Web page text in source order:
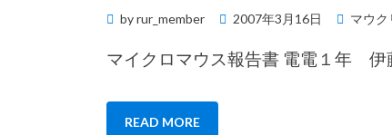
byrur_member
Posted
2007年3月16日 マウク
マイクロマウス報告書 電電１年
READ MORE